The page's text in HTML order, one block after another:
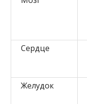
Сердце
Желудок